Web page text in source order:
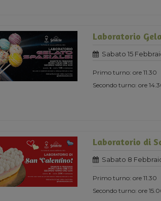
Laboratorio
Sabato 15
Primo turno: ore 11.30
Secondo turno: ore
Laboratorio di
Sabato 8
Primo turno: ore 11.30
Secondo turno: ore